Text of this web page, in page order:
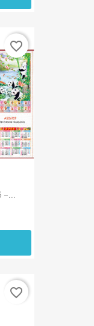
–...
favorite_border
favorite_border